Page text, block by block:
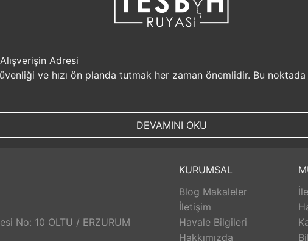
Adresi
ve hızı ön planda tutmak her zaman önemlidir. Bu
Sizin için değerli olan bilgilerin güvende olduğunu bilerek,
durumunda TesbihRuyasi.com.tr,
iade ve değişim imkanı
yapabilirsiniz. Bu sayede alışveriş deneyiminizde herhangi
satın aldığınız ürünlerin arkasında durur ve satış sonrası
müşteri hizmetleri ekibi size yardımcı olacaktır. Bu sayede
odaklı bir alışveriş deneyimi sunar. Siz de bu avantajlardan
DEVAMINI OKU
No: 10 OLTU / ERZURUM
KURUMSAL
Blog Makaleler
İletişim
Havale Bilgileri
Hakkımızda